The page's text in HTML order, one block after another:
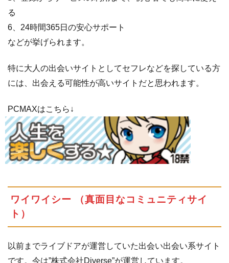
ル
4.8 モ
コ
イ
イ
フ
レ
4.10
デ
ア
ハ
4.11
る
6、24時間365日の安心サポート
などが挙げられます。
特に大人の出会いサイトとしてセフレなどを探している方
には、出会える可能性が高いサイトだと思われます。
PCMAXはこちら↓
ワイワイシー （真面目なコミュニティサイ
ト）
以前までライブドアが運営していた出会い出会い系サイト
です。今は”株式会社Diverse”が運営しています。